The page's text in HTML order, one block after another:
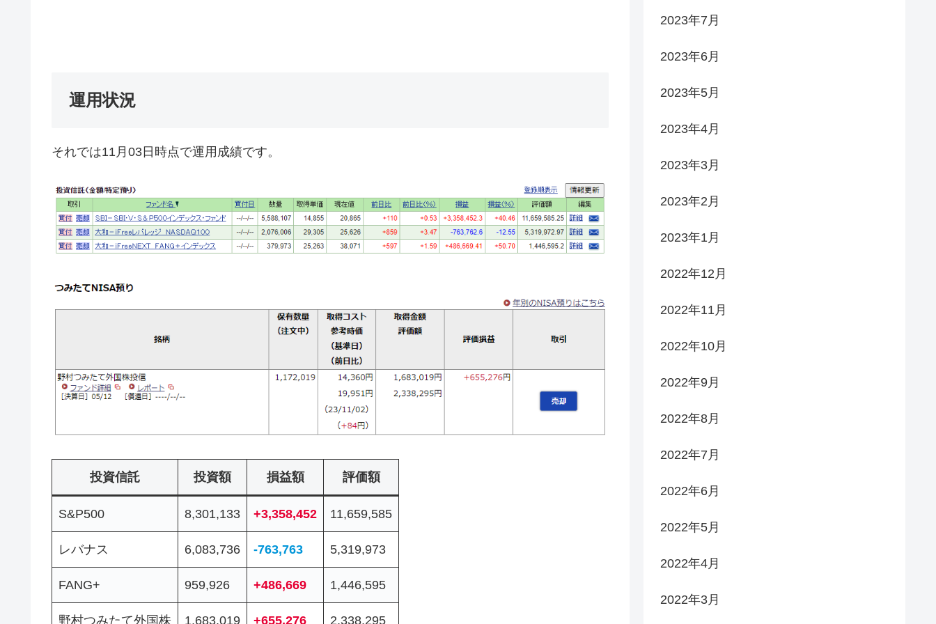
運用状況
それでは11月03日時点で運用成績です。
投資信託 投資額 損益額 評価額
S&P500 8,301,133 +3,358,452 11,659,585
レバナス 6,083,736 -763,763 5,319,973
FANG+ 959,926 +486,669 1,446,595
野村つみたて外国株 1,683,019 +655,276 2,338,295
2023年7月
2023年6月
2023年5月
2023年4月
2023年3月
2023年2月
2023年1月
2022年12月
2022年11月
2022年10月
2022年9月
2022年8月
2022年7月
2022年6月
2022年5月
2022年4月
2022年3月